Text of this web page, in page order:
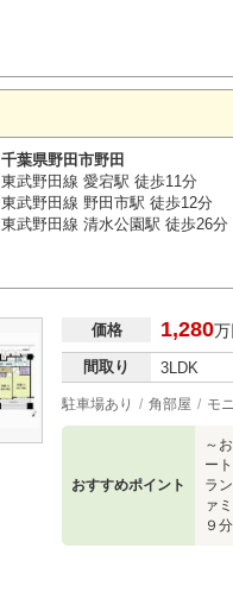
千葉県野田市野田
東武野田線 愛宕駅 徒歩11分
東武野田線 野田市駅 徒歩12分
東武野田線 清水公園駅 徒歩26分
価格 1,280万
間取り 3LDK
駐車場あり 角部屋 モ
おすすめポイント
～
ー
ラ
ァ
９